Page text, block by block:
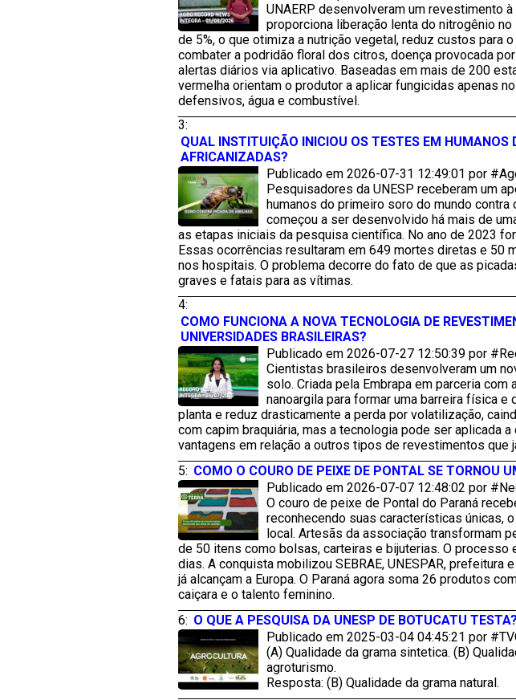
UNAERP desenvolveram um revestimento
proporciona liberação lenta do nitrogênio
de 5%, o que otimiza a nutrição vegetal, reduz custos para
combater a podridão floral dos citros, doença provocada
alertas diários via aplicativo. Baseadas em mais de 200
vermelha orientam o produtor a aplicar fungicidas apenas
defensivos, água e combustível.
3:
QUAL INSTITUIÇÃO INICIOU OS TESTES EM HUMANOS
AFRICANIZADAS?
Publicado em 2026-07-31 12:49:01 por
Pesquisadores da UNESP receberam um
humanos do primeiro soro do mundo
começou a ser desenvolvido há mais de
as etapas iniciais da pesquisa científica. No ano de 2023
Essas ocorrências resultaram em 649 mortes diretas e
nos hospitais. O problema decorre do fato de que as
graves e fatais para as vítimas.
4:
COMO FUNCIONA A NOVA TECNOLOGIA DE
UNIVERSIDADES BRASILEIRAS?
Publicado em 2026-07-27 12:50:39 por
Cientistas brasileiros desenvolveram um
solo. Criada pela Embrapa em parceria com
nanoargila para formar uma barreira física
planta e reduz drasticamente a perda por volatilização,
com capim braquiária, mas a tecnologia pode ser aplicada
vantagens em relação a outros tipos de revestimentos que
5: COMO O COURO DE PEIXE DE PONTAL SE TORNOU
Publicado em 2026-07-07 12:48:02 por
O couro de peixe de Pontal do Paraná
reconhecendo suas características únicas,
local. Artesãs da associação transformam
de 50 itens como bolsas, carteiras e bijuterias. O
dias. A conquista mobilizou SEBRAE, UNESPAR,
já alcançam a Europa. O Paraná agora soma 26 produtos
caiçara e o talento feminino.
6: O QUE A PESQUISA DA UNESP DE BOTUCATU TESTA?
Publicado em 2025-03-04 04:45:21 por
(A) Qualidade da grama sintetica. (B)
agroturismo.
Resposta: (B) Qualidade da grama natural.